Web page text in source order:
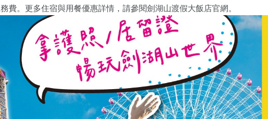
費。更多住宿與用餐優惠詳情，請參閱劍湖山渡假大飯店官網。